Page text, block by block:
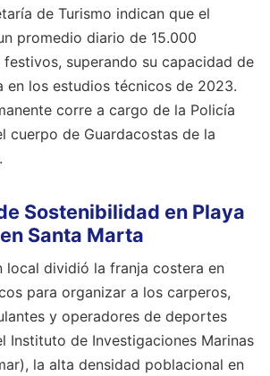
de Turismo indican que el
promedio diario de 15.000
superando su capacidad de
en los estudios técnicos de 2023.
corre a cargo de la Policía
cuerpo de Guardacostas de la
Sostenibilidad en Playa
Santa Marta
local dividió la franja costera en
para organizar a los carperos,
y operadores de deportes
Instituto de Investigaciones Marinas
la alta densidad poblacional en